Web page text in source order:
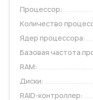
Процессор:
Количество
Ядер процессора:
Базовая частота
RAM:
Диски:
RAID-контроллер: